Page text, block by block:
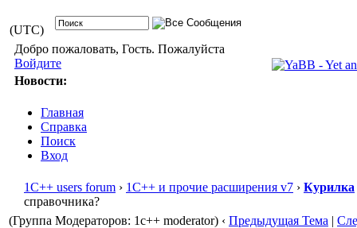
(UTC)
Добро пожаловать, Гость. Пожалуйста
Войдите
Новости:
Главная
Справка
Поиск
Вход
1С++ users forum › 1С++ и прочие расширения v7 › Курилка
справочника?
(Группа Модераторов: 1c++ moderator) ‹ Предыдущая Тема |